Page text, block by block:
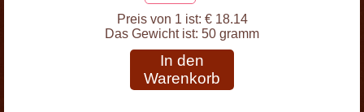
Preis von 1 ist: € 18.14
Das Gewicht ist: 50 gramm
In den
Warenkorb